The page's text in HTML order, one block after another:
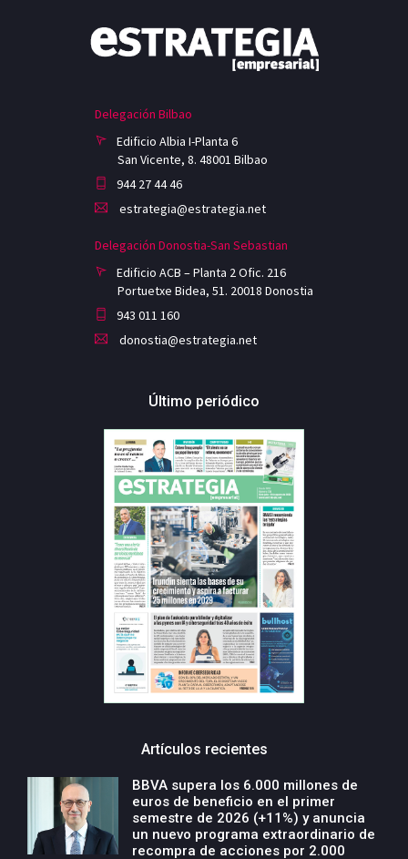
Delegación Bilbao
Edificio Albia I-Planta 6
San Vicente, 8. 48001 Bilbao
944 27 44 46
estrategia@estrategia.net
Delegación Donostia-San Sebastian
Edificio ACB – Planta 2 Ofic. 216
Portuetxe Bidea, 51. 20018 Donostia
943 011 160
donostia@estrategia.net
Último periódico
Artículos recientes
BBVA supera los 6.000 millones de
euros de beneficio en el primer
semestre de 2026 (+11%) y anuncia
un nuevo programa extraordinario de
recompra de acciones por 2.000